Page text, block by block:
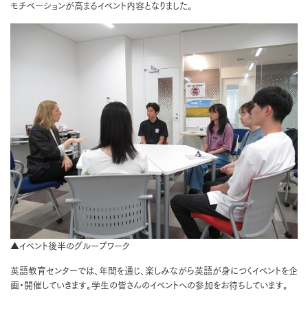
モチベーションが高まるイベント内容となりました。
▲イベント後半のグループワーク
英語教育センターでは、年間を通じ、楽しみながら英語が身につくイベントを企
画・開催していきます。学生の皆さんのイベントへの参加をお待ちしています。